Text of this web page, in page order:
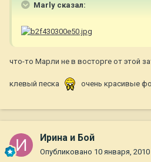
Marly сказал:
что-то Марли не в восторге от этой
клевый песка очень красивые
Ирина и Бой
Опубликовано 10 января, 2010